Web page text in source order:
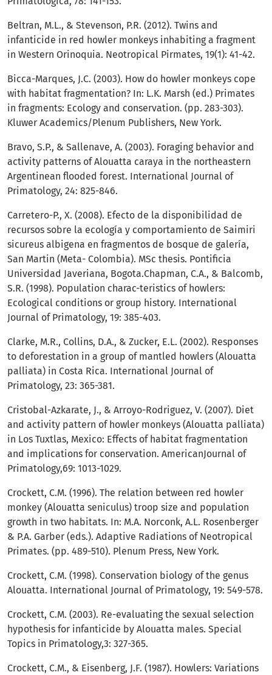
Beltran, M.L., & Stevenson, P.R. (2012). Twins and
infanticide in red howler monkeys inhabiting a fragment
in Western Orinoquia. Neotropical Pirmates, 19(1): 41-42.
Bicca-Marques, J.C. (2003). How do howler monkeys cope
with habitat fragmentation? In: L.K. Marsh (ed.) Primates
in fragments: Ecology and conservation. (pp. 283-303).
Kluwer Academics/Plenum Publishers, New York.
Bravo, S.P., & Sallenave, A. (2003). Foraging behavior and
activity patterns of Alouatta caraya in the northeastern
Argentinean flooded forest. International Journal of
Primatology, 24: 825-846.
Carretero-P., X. (2008). Efecto de la disponibilidad de
recursos sobre la ecología y comportamiento de Saimiri
sicureus albigena en fragmentos de bosque de galería,
San Martin (Meta- Colombia). MSc thesis. Pontificia
Universidad Javeriana, Bogota.Chapman, C.A., & Balcomb,
S.R. (1998). Population charac-teristics of howlers:
Ecological conditions or group history. International
Journal of Primatology, 19: 385-403.
Clarke, M.R., Collins, D.A., & Zucker, E.L. (2002). Responses
to deforestation in a group of mantled howlers (Alouatta
palliata) in Costa Rica. International Journal of
Primatology, 23: 365-381.
Cristobal-Azkarate, J., & Arroyo-Rodriguez, V. (2007). Diet
and activity pattern of howler monkeys (Alouatta palliata)
in Los Tuxtlas, Mexico: Effects of habitat fragmentation
and implications for conservation. AmericanJournal of
Primatology,69: 1013-1029.
Crockett, C.M. (1996). The relation between red howler
monkey (Alouatta seniculus) troop size and population
growth in two habitats. In: M.A. Norconk, A.L. Rosenberger
& P.A. Garber (eds.). Adaptive Radiations of Neotropical
Primates. (pp. 489-510). Plenum Press, New York.
Crockett, C.M. (1998). Conservation biology of the genus
Alouatta. International Journal of Primatology, 19: 549-578.
Crockett, C.M. (2003). Re-evaluating the sexual selection
hypothesis for infanticide by Alouatta males. Special
Topics in Primatology,3: 327-365.
Crockett, C.M., & Eisenberg, J.F. (1987). Howlers: Variations